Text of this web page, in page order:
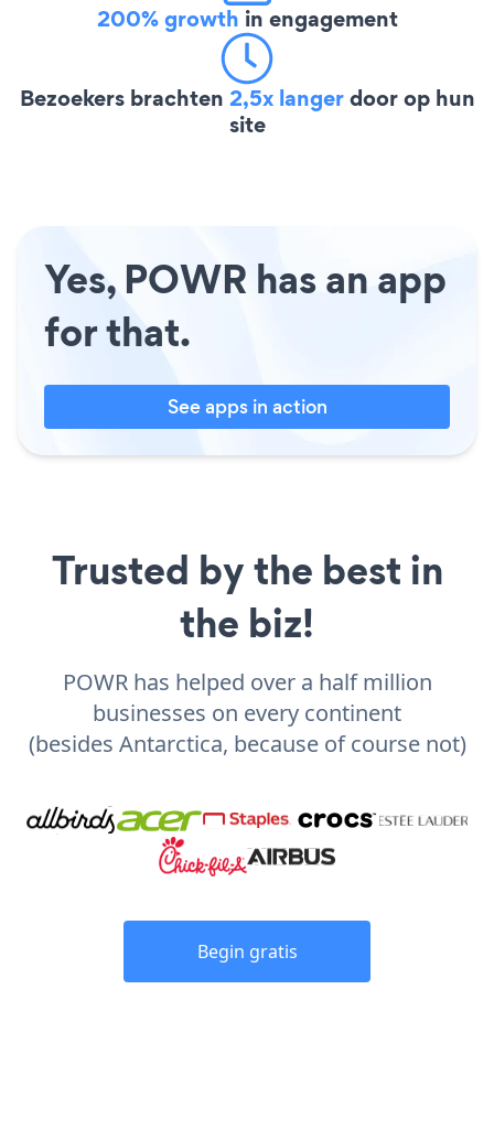
200% growth in engagement
Bezoekers brachten 2,5x langerdoor op hun
site
Yes, POWR has an app
for that.
See apps in action
Trusted by the best in
the biz!
POWR has helped over a half million
businesses on every continent
(besides Antarctica, because of course not)
Begin gratis